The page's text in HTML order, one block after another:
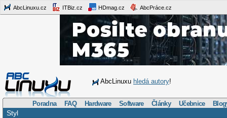
AbcLinuxu.cz ITBiz.cz HDmag.cz AbcPráce.cz
AbcLinuxu hledá autory!
Poradna FAQ Hardware Software Články Učebnice
Styl